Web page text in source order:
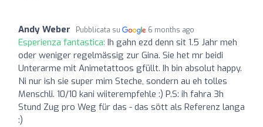
Andy Weber Pubblicata su 6 months ago
Esperienza fantastica: Ih gahn ezd denn sit 1.5 Jahr meh
oder weniger regelmässig zur Gina. Sie het mr beidi
Unterarme mit Animetattoos gfüllt. Ih bin absolut happy.
Ni nur ish sie super mim Steche, sondern au eh tolles
Menschli. 10/10 kani wiiterempfehle :) P.S: ih fahra 3h
Stund Zug pro Weg für das - das sött als Referenz langa
:)